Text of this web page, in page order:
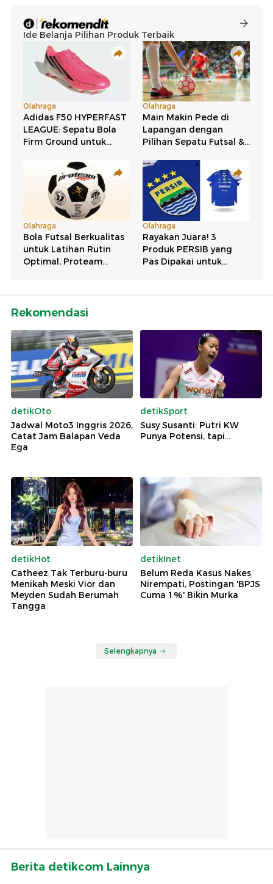
Rekomendasi
detikOto
Jadwal Moto3 Inggris 2026,
Catat Jam Balapan Veda
Ega
detikSport
Susy Susanti: Putri KW
Punya Potensi, tapi...
detikHot
Catheez Tak Terburu-buru
Menikah Meski Vior dan
Meyden Sudah Berumah
Tangga
detikInet
Belum Reda Kasus Nakes
Nirempati, Postingan 'BPJS
Cuma 1%' Bikin Murka
Selengkapnya
Berita detikcom Lainnya